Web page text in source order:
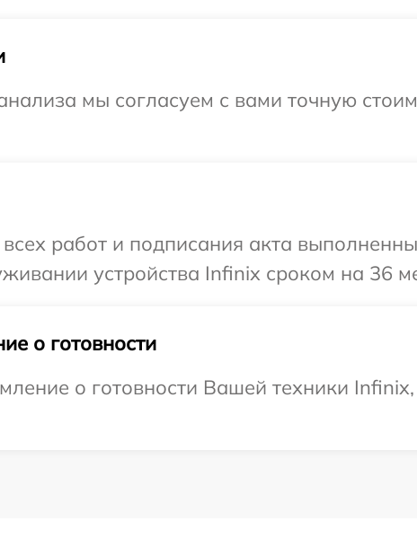
мы согласуем с вами точную
работ и подписания акта
устройства Infinix сроком на 36
о готовности
о готовности Вашей техники